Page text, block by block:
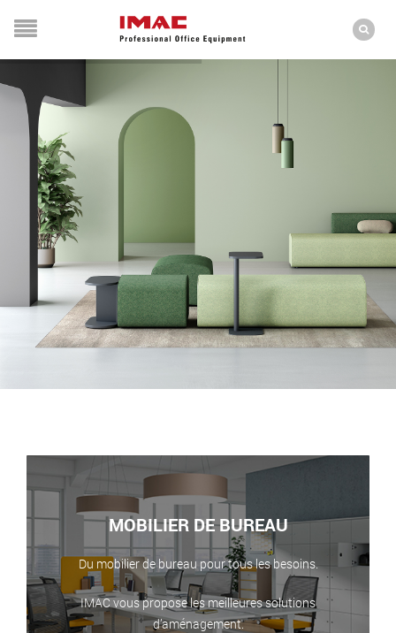
MOBILIER DE BUREAU
Du mobilier de bureau pour tous les besoins.
IMAC vous propose les meilleures solutions
d’aménagement.